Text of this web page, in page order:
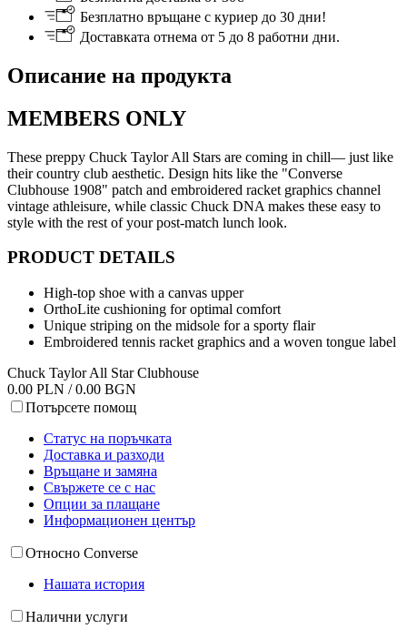
Безплатно връщане с куриер до 30 дни!
Доставката отнема от 5 до 8 работни дни.
Описание на продукта
MEMBERS ONLY
These preppy Chuck Taylor All Stars are coming in chill— just like
their country club aesthetic. Design hits like the "Converse
Clubhouse 1908" patch and embroidered racket graphics channel
vintage athleisure, while classic Chuck DNA makes these easy to
style with the rest of your post-match lunch look.
PRODUCT DETAILS
High-top shoe with a canvas upper
OrthoLite cushioning for optimal comfort
Unique striping on the midsole for a sporty flair
Embroidered tennis racket graphics and a woven tongue label
Chuck Taylor All Star Clubhouse
0.00 PLN / 0.00 BGN
Потърсете помощ
Статус на поръчката
Доставка и разходи
Връщане и замяна
Свържете се с нас
Опции за плащане
Информационен център
Относно Converse
Нашата история
Налични услуги